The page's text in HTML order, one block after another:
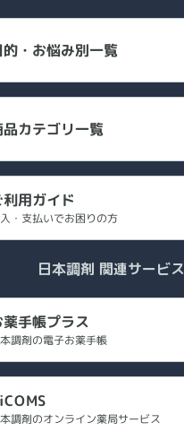
的・お悩み別一覧
品カテゴリ一覧
利用ガイド
・支払いでお困りの方
日本調剤 関連サービス
薬手帳プラス
調剤の電子お薬手帳
調剤のオンライン薬局サービス